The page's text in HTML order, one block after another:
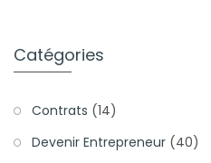
Catégories
Contrats (14)
Devenir Entrepreneur (40)